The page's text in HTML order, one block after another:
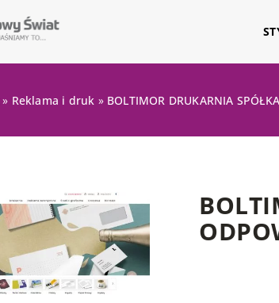
» Reklama i druk » BOLTIMOR DRUKARNIA